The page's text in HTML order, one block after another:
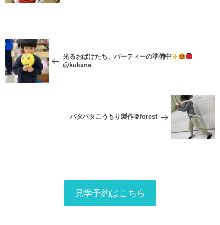
光るおばけたち、パーティーの準備中
@kukuna
パタパタこうもり製作＠forest
見学予約はこちら